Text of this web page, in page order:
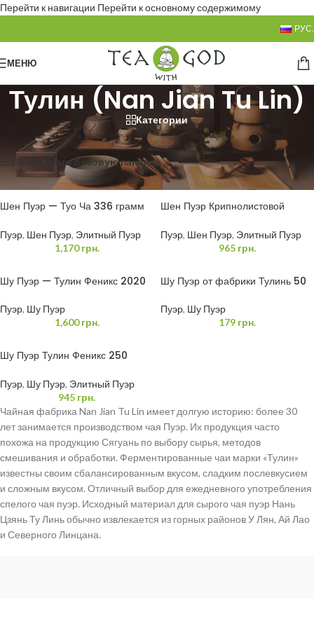
Перейти к навигации Перейти к основному содержимому
РУС.
МЕНЮ
Тулин (Nan Jian Tu Lin)
Категории
Главная страница »Тулин (Nan Jian Tu Lin) Показаны все (5)
Показывать боковую панель
Шен Пуэр — Туо Ча 336 грамм
Пуэр, Шен Пуэр, Элитный Пуэр
1,170грн.
Шен Пуэр Крипнолистовой
Пуэр, Шен Пуэр, Элитный Пуэр
965 грн.
Шу Пуэр — Тулин Феникс 2020
Пуэр, Шу Пуэр
1,600грн.
Шу Пуэр от фабрики Тулинь 50
Пуэр, Шу Пуэр
179 грн.
Шу Пуэр Тулин Феникс 250
Пуэр, Шу Пуэр, Элитный Пуэр
945 грн.
Чайная фабрика Nan Jian Tu Lin имеет долгую историю: более 30
лет занимается производством чая Пуэр. Их продукция часто
похожа на продукцию Сягуань по выбору сырья, методов
смешивания и обработки. Ферментированные чаи марки «Тулин»
известны своим сбалансированным вкусом, сладким послевкусием
и сложным вкусом. Отличный выбор для ежедневного употребления
спелого чая пуэр. Исходный материал для сырого чая пуэр Нань
Цзянь Ту Линь обычно извлекается из горных районов У Лян, Ай Лао
и Северного Линцана.